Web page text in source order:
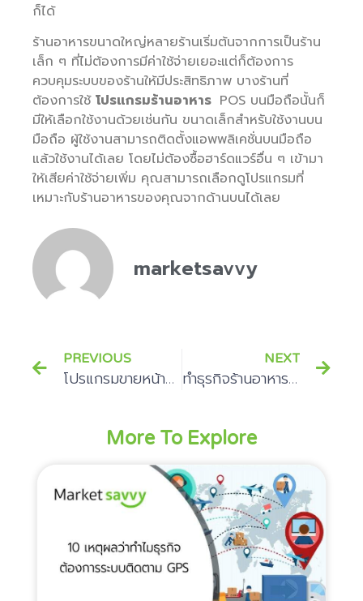
ก็ได้
ร้านอาหารขนาดใหญ่หลายร้านเริ่มต้นจากการเป็นร้าน
เล็ก ๆ ที่ไม่ต้องการมีค่าใช้จ่ายเยอะแต่ก็ต้องการ
ควบคุมระบบของร้านให้มีประสิทธิภาพ บางร้านที่
ต้องการใช้ โปรแกรมร้านอาหาร POS บนมือถือนั้นก็
มีให้เลือกใช้งานด้วยเช่นกัน ขนาดเล็กสำหรับใช้งานบน
มือถือ ผู้ใช้งานสามารถติดตั้งแอพพลิเคชั่นบนมือถือ
แล้วใช้งานได้เลย โดยไม่ต้องซื้อฮาร์ดแวร์อื่น ๆ เข้ามา
ให้เสียค่าใช้จ่ายเพิ่ม คุณสามารถเลือกดูโปรแกรมที่
เหมาะกับร้านอาหารของคุณจากด้านบนได้เลย
marketsavvy
PREVIOUS
โปรแกรมขายหน้าร้าน POS ราคาถูก ยอดเยี่ยมแห่งปี 2019
NEXT
ทำธุรกิจร้านอาหารให้เป็นเรื่องง่ายด้วย ระบบจัดการร้านอาหาร
More To Explore